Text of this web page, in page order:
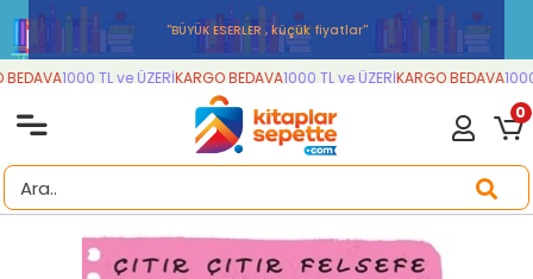
''BÜYÜK ESERLER , küçük fiyatlar''
1000 TL ve ÜZERİKARGO BEDAVA1000 TL ve ÜZERİKARGO BEDAVA1000
0